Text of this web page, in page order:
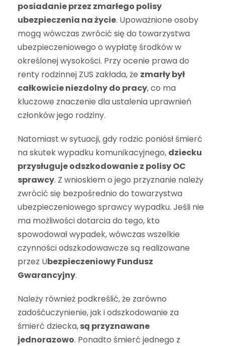
posiadanie przez zmarłego polisy
ubezpieczenia na życie. Upoważnione osoby
mogą wówczas zwrócić się do towarzystwa
ubezpieczeniowego o wypłatę środków w
określonej wysokości. Przy ocenie prawa do
renty rodzinnej ZUS zakłada, że zmarły był
całkowicie niezdolny do pracy, co ma
kluczowe znaczenie dla ustalenia uprawnień
członków jego rodziny.
Natomiast w sytuacji, gdy rodzic poniósł śmierć
na skutek wypadku komunikacyjnego, dziecku
przysługuje odszkodowanie z polisy OC
sprawcy. Z wnioskiem o jego przyznanie należy
zwrócić się bezpośrednio do towarzystwa
ubezpieczeniowego sprawcy wypadku. Jeśli nie
ma możliwości dotarcia do tego, kto
spowodował wypadek, wówczas wszelkie
czynności odszkodowawcze są realizowane
przez Ubezpieczeniowy Fundusz
Gwarancyjny.
Należy również podkreślić, że zarówno
zadośćuczynienie, jak i odszkodowanie za
śmierć dziecka,są przyznawane
jednorazowo. Ponadto śmierć jednego z